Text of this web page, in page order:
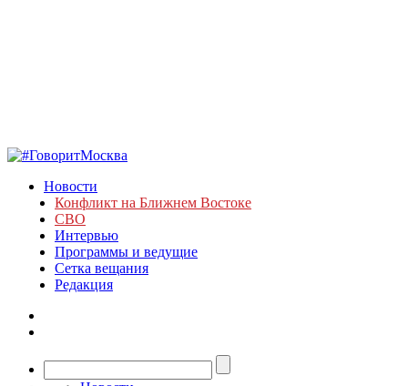
Новости
Конфликт на Ближнем Востоке
СВО
Интервью
Программы и ведущие
Сетка вещания
Редакция